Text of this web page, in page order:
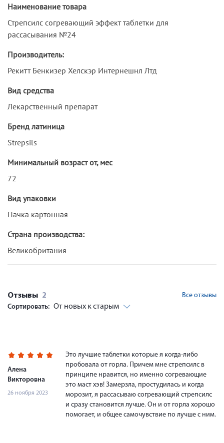
Наименование товара
Стрепсилс согревающий эффект таблетки для
рассасывания №24
Производитель:
Рекитт Бенкизер Хелскэр Интернешнл Лтд
Вид средства
Лекарственный препарат
Бренд латиница
Strepsils
Минимальный возраст от, мес
72
Вид упаковки
Пачка картонная
Страна производства:
Великобритания
Отзывы 2
Все отзывы
Сортировать: От новых к старым
Алена
Викторовна
26 ноября 2023
Это лучшие таблетки которые я когда-либо
пробовала от горла. Причем мне стрепсилс в
принципе нравится, но именно согревающие
это маст хэв! Замерзла, простудилась и когда
морозит, я рассасываю согревающий стрепсилс
и сразу становится лучше. Он и от горла хорошо
помогает, и общее самочувствие по лучше с ним.